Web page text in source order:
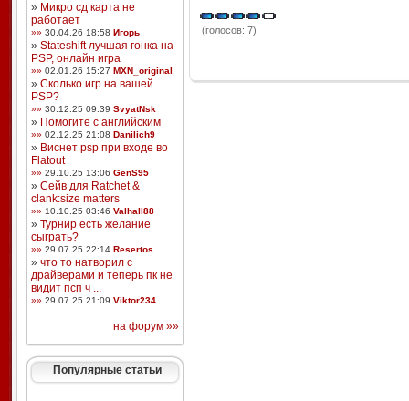
» Микро сд карта не
работает
»» 30.04.26 18:58 Игорь
» Stateshift лучшая гонка на
PSP, онлайн игра
»» 02.01.26 15:27 MXN_original
» Сколько игр на вашей
PSP?
»» 30.12.25 09:39 SvyatNsk
» Помогите с английским
»» 02.12.25 21:08 Danilich9
» Виснет psp при входе во
Flatout
»» 29.10.25 13:06 GenS95
» Сейв для Ratchet &
clank:size matters
»» 10.10.25 03:46 Valhall88
» Турнир есть желание
сыграть?
»» 29.07.25 22:14 Resertos
» что то натворил с
драйверами и теперь пк не
видит псп ч ...
»» 29.07.25 21:09 Viktor234
на форум »»
Популярные статьи
(голосов: 7)